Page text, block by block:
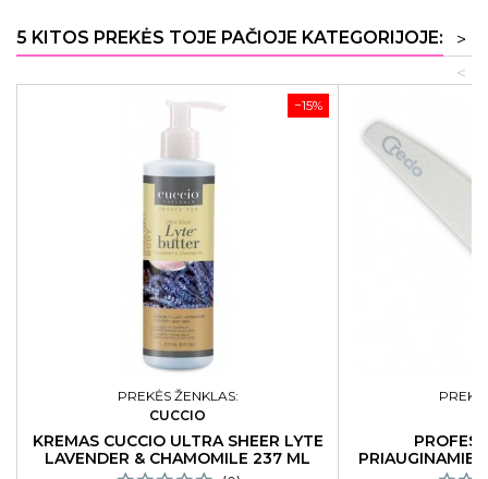
5 KITOS PREKĖS TOJE PAČIOJE KATEGORIJOJE:
>
<
−15%
PREKĖS ŽENKLAS:
CUCCIO
KREMAS CUCCIO ULTRA SHEER LYTE
LAVENDER & CHAMOMILE 237 ML